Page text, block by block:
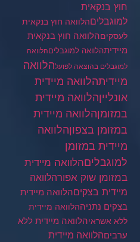
חוץ בנקאית
למוגבליםהלוואה חוץ בנקאית
לעסקיםהלוואה חוץ בנקאית
מיידיתהלוואה למוגבליםהלוואה
למוגבלים בהוצאה לפועלהלוואה
מיידיתהלוואה מיידית
אונלייןהלוואה מיידית
במזומןהלוואה מיידית
במזומן בצפוןהלוואה
מיידית במזומן
למוגבליםהלוואה מיידית
במזומן שוק אפורהלוואה
מיידית בצקיםהלוואה מיידית
בצקים נתניההלוואה מיידית
ללא אשראיהלוואה מיידית ללא
ערביםהלוואה מיידית